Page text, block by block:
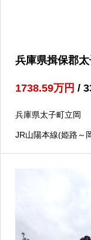
兵庫県揖保郡
1738.59万円 /
兵庫県太子町立岡
JR山陽本線(姫路～